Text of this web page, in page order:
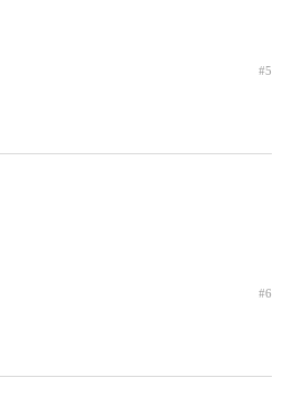
#5
#6